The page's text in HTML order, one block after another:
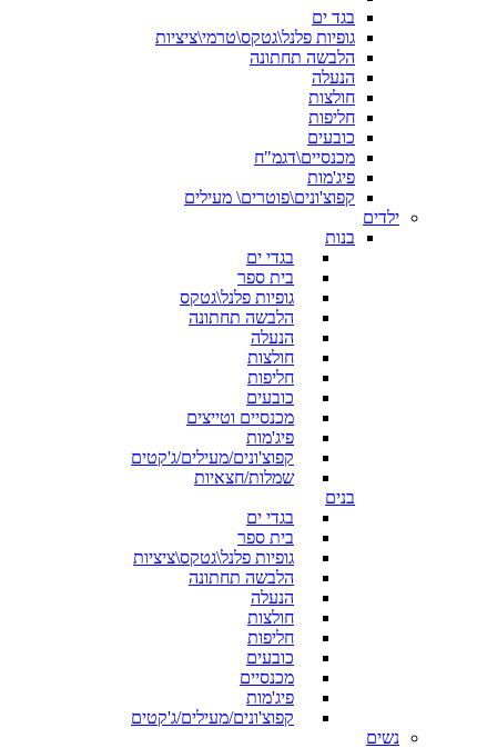
בגד ים
גופיות פלנל\גטקס\טרמי\ציציות
הלבשה תחתונה
הנעלה
חולצות
חליפות
כובעים
מכנסיים\דגמ"ח
פיג'מות
קפוצ'ונים\פוטרים\ מעילים
ילדים
בנות
בגדי ים
בית ספר
גופיות פלנל\גטקס
הלבשה תחתונה
הנעלה
חולצות
חליפות
כובעים
מכנסיים וטייצים
פיג'מות
קפוצ'ונים/מעילים/ג'קטים
שמלות/חצאיות
בנים
בגדי ים
בית ספר
גופיות פלנל\גטקס\ציציות
הלבשה תחתונה
הנעלה
חולצות
חליפות
כובעים
מכנסיים
פיג'מות
קפוצ'ונים/מעילים/ג'קטים
נשים